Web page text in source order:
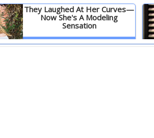
They Laughed At Her Curves—
Now She's A Modeling
Sensation
Детальніше